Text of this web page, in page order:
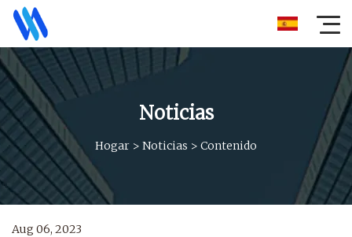
Noticias
Hogar > Noticias > Contenido
Aug 06, 2023